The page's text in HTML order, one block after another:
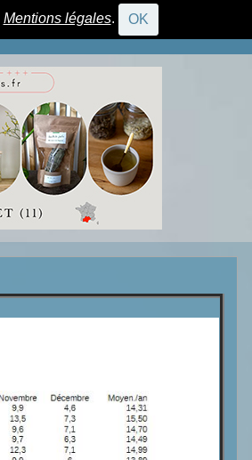
Mentions légales. OK
CONNEXION